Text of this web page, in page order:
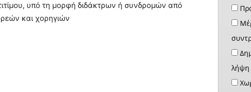
υπό τη μορφή διδάκτρων ή συνδρομών από
και χορηγιών
λήψη